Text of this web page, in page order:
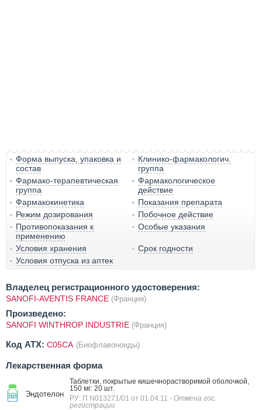
Форма выпуска, упаковка и
состав
Клинико-фармакологич.
группа
Фармако-терапевтическая
группа
Фармакологическое
действие
Фармакокинетика
Показания препарата
Режим дозирования
Побочное действие
Противопоказания к
применению
Особые указания
Условия хранения
Срок годности
Условия отпуска из аптек
Владелец регистрационного удостоверения:
SANOFI-AVENTIS FRANCE (Франция)
Произведено:
SANOFI WINTHROP INDUSTRIE (Франция)
Код ATX: C05CA (Биофлавоноиды)
Лекарственная форма
Эндотелон
Таблетки, покрытые кишечнорастворимой оболочкой,
150 мг: 20 шт.
РУ: П N013271/01 от 01.04.11 - Отмена гос.
регистрации